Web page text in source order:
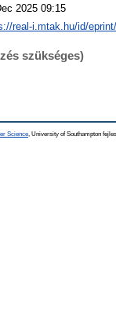
2025 09:15
real-i.mtak.hu/id/
szükséges)
Science , University of Southampton